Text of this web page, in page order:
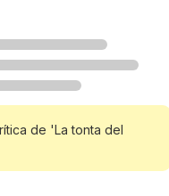
de 'La tonta del